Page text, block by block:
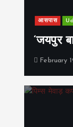
आसपास
‘जयपुर
February